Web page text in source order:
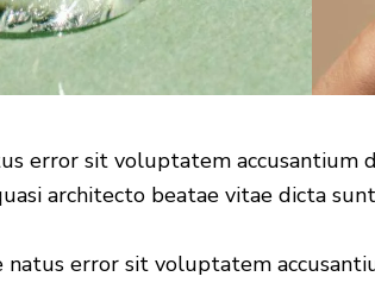
error sit voluptatem
architecto beatae vitae dicta
natus error sit voluptatem